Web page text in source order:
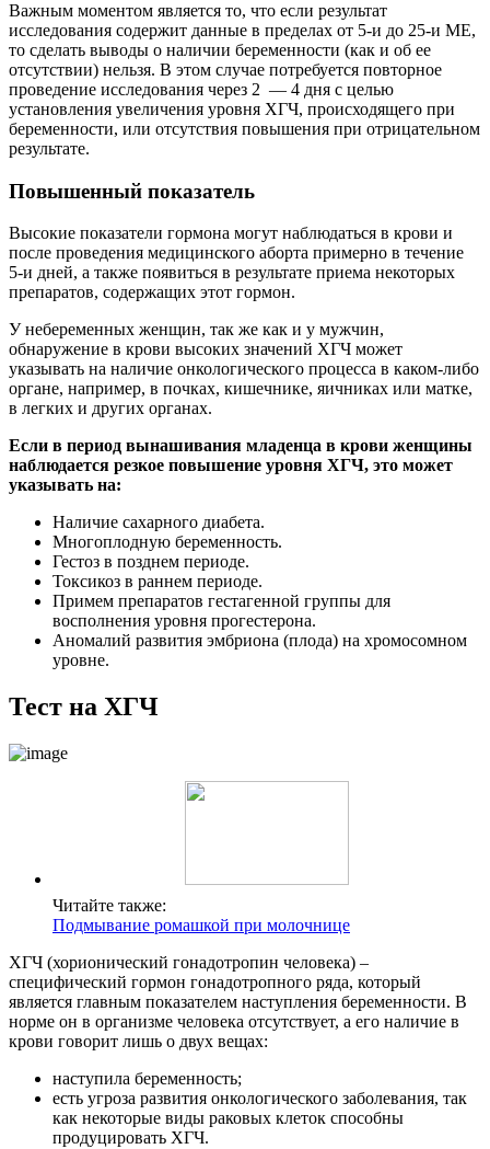
Важным моментом является то, что если результат
исследования содержит данные в пределах от 5-и до 25-и МЕ,
то сделать выводы о наличии беременности (как и об ее
отсутствии) нельзя. В этом случае потребуется повторное
проведение исследования через 2 — 4 дня с целью
установления увеличения уровня ХГЧ, происходящего при
беременности, или отсутствия повышения при отрицательном
результате.
Повышенный показатель
Высокие показатели гормона могут наблюдаться в крови и
после проведения медицинского аборта примерно в течение
5-и дней, а также появиться в результате приема некоторых
препаратов, содержащих этот гормон.
У небеременных женщин, так же как и у мужчин,
обнаружение в крови высоких значений ХГЧ может
указывать на наличие онкологического процесса в каком-либо
органе, например, в почках, кишечнике, яичниках или матке,
в легких и других органах.
Если в период вынашивания младенца в крови женщины
наблюдается резкое повышение уровня ХГЧ, это может
указывать на:
Наличие сахарного диабета.
Многоплодную беременность.
Гестоз в позднем периоде.
Токсикоз в раннем периоде.
Примем препаратов гестагенной группы для
восполнения уровня прогестерона.
Аномалий развития эмбриона (плода) на хромосомном
уровне.
Тест на ХГЧ
Читайте также:
Подмывание ромашкой при молочнице
ХГЧ (хорионический гонадотропин человека) –
специфический гормон гонадотропного ряда, который
является главным показателем наступления беременности. В
норме он в организме человека отсутствует, а его наличие в
крови говорит лишь о двух вещах:
наступила беременность;
есть угроза развития онкологического заболевания, так
как некоторые виды раковых клеток способны
продуцировать ХГЧ.